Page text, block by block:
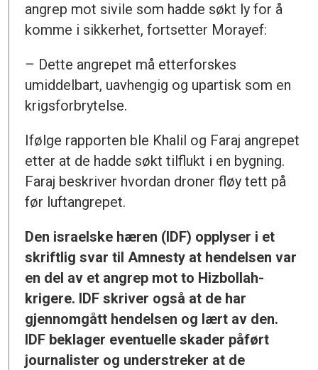
angrep mot sivile som hadde søkt ly for å
komme i sikkerhet, fortsetter Morayef:
– Dette angrepet må etterforskes
umiddelbart, uavhengig og upartisk som en
krigsforbrytelse.
Ifølge rapporten ble Khalil og Faraj angrepet
etter at de hadde søkt tilflukt i en bygning.
Faraj beskriver hvordan droner fløy tett på
før luftangrepet.
Den israelske hæren (IDF) opplyser i et
skriftlig svar til Amnesty at hendelsen var
en del av et angrep mot to Hizbollah-
krigere. IDF skriver også at de har
gjennomgått hendelsen og lært av den.
IDF beklager eventuelle skader påført
journalister og understreker at de